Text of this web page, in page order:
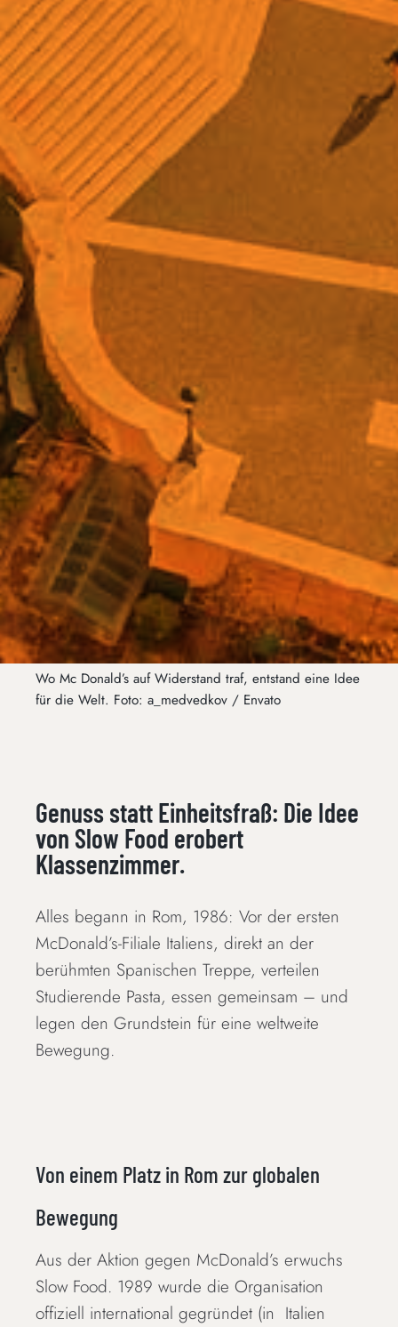
Wo Mc Donald’s auf Widerstand traf, entstand eine Idee
für die Welt. Foto: a_medvedkov / Envato
Genuss statt Einheitsfraß: Die Idee
von Slow Food erobert
Klassenzimmer.
Alles begann in Rom, 1986: Vor der ersten
McDonald’s-Filiale Italiens, direkt an der
berühmten Spanischen Treppe, verteilen
Studierende Pasta, essen gemeinsam – und
legen den Grundstein für eine weltweite
Bewegung.
Von einem Platz in Rom zur globalen
Bewegung
Aus der Aktion gegen McDonald’s erwuchs
Slow Food. 1989 wurde die Organisation
offiziell international gegründet (in Italien